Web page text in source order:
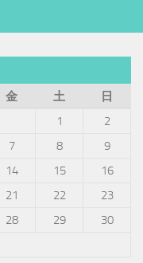
金 土
日
1
2
7 8
9
14 15
16
21 22
23
28 29
30